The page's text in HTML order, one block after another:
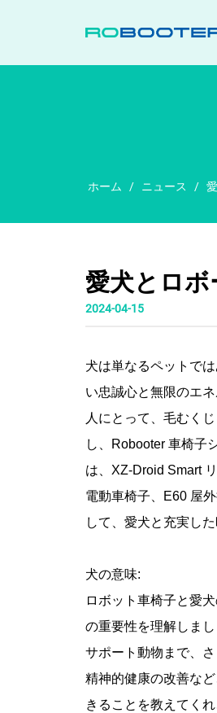
家
ホーム / ニュース /
愛犬とロ
2024-04-15
犬は単なるペットで
い忠誠心と無限のエ
人にとって、毛むく
し、Robooter 車椅子
は、XZ-Droid Smart
電動車椅子、E60 屋
して、愛犬と充実し
犬の意味:
ロボット車椅子と愛
の重要性を理解しま
サポート動物まで、
精神的健康の改善な
きることを教えてく